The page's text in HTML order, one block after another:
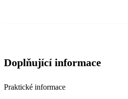
Doplňující informace
Praktické informace